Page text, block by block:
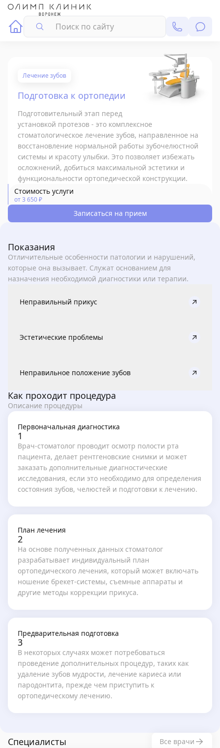
Поиск
Лечение зубов
Подготовка к ортопедии
Подготовительный этап перед
установкой протезов - это комплексное
стоматологическое лечение зубов, направленное на
восстановление нормальной работы зубочелюстной
системы и красоту улыбки. Это позволяет избежать
осложнений, добиться максимальной эстетики и
функциональности ортопедической конструкции.
Стоимость услуги
от 3 650 ₽
Записаться на прием
Показания
Отличительные особенности патологии и нарушений,
которые она вызывает. Служат основанием для
назначения необходимой диагностики или терапии.
Неправильный прикус
Эстетические проблемы
Неправильное положение зубов
Как проходит процедура
Описание процедуры
Первоначальная диагностика
1
Врач-стоматолог проводит осмотр полости рта
пациента, делает рентгеновские снимки и может
заказать дополнительные диагностические
исследования, если это необходимо для определения
состояния зубов, челюстей и подготовки к лечению.
План лечения
2
На основе полученных данных стоматолог
разрабатывает индивидуальный план
ортопедического лечения, который может включать
ношение брекет-системы, съемные аппараты и
другие методы коррекции прикуса.
Предварительная подготовка
3
В некоторых случаях может потребоваться
проведение дополнительных процедур, таких как
удаление зубов мудрости, лечение кариеса или
пародонтита, прежде чем приступить к
ортопедическому лечению.
Специалисты Все врачи